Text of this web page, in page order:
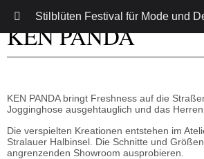
KEN PANDA
KEN PANDA bringt Freshness auf die
Jogginghose ausgehtauglich und das
Die verspielten Kreationen entstehen im
Stralauer Halbinsel. Die Schnitte und
angrenzenden Showroom ausprobieren.
Stilblüten Festival für Mode und